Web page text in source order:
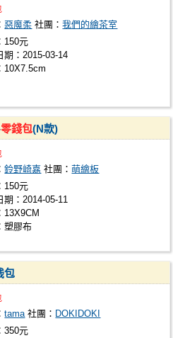
惡魔柔 社團：我們的繪茶室
150元
期：2015-03-14
10X7.5cm
零錢包(N款)
鈴野崎嘉 社團：萌繪板
150元
期：2014-05-11
13X9CM
塑膠布
包
tama 社團： DOKIDOKI
350元